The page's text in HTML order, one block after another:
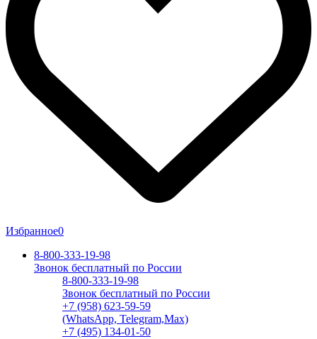
Избранное0
8-800-333-19-98
Звонок бесплатный по России
8-800-333-19-98
Звонок бесплатный по России
+7 (958) 623-59-59
(WhatsApp, Telegram,Max)
+7 (495) 134-01-50